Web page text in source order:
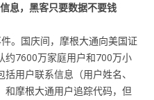
息，黑客只要数据不要钱
。国庆间，摩根大通向美国证
约7600万家庭用户和700万小
用户联系信息（用户姓名、
和摩根大通用户追踪代码，但